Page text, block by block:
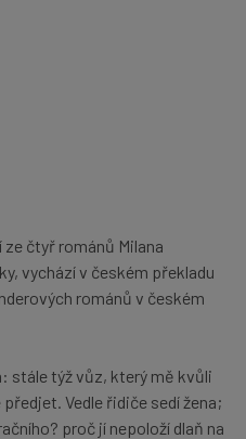
čtyř románů Milana
vychází v českém překladu
románů v českém
stále týž vůz, který mě kvůli
Vedle řidiče sedí žena;
proč jí nepoloží dlaň na